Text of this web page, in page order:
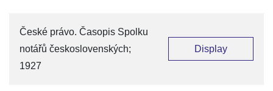
České právo. Časopis Spolku
notářů československých;
1927
Display